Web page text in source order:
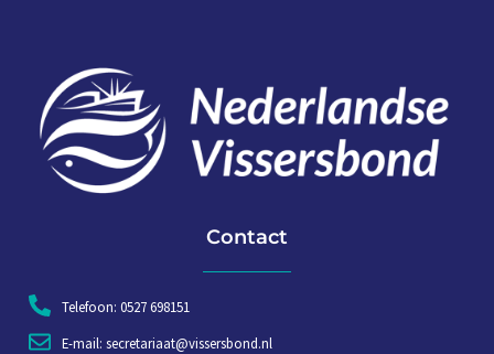
Contact
Telefoon: 0527 698151
E-mail: secretariaat@vissersbond.nl